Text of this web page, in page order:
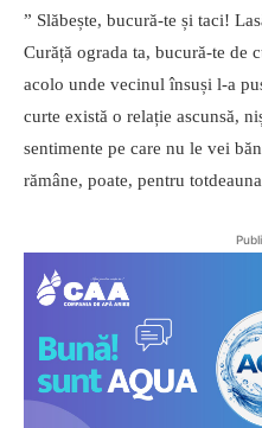
” Slăbește, bucură-te și taci!
Curăță ograda ta, bucură-te de
acolo unde vecinul însuși l-a
curte există o relație ascunsă,
sentimente pe care nu le vei
rămâne, poate, pentru